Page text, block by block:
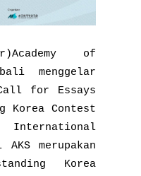
of
menggelar
for Essays
Korea Contest
merupakan
Korea